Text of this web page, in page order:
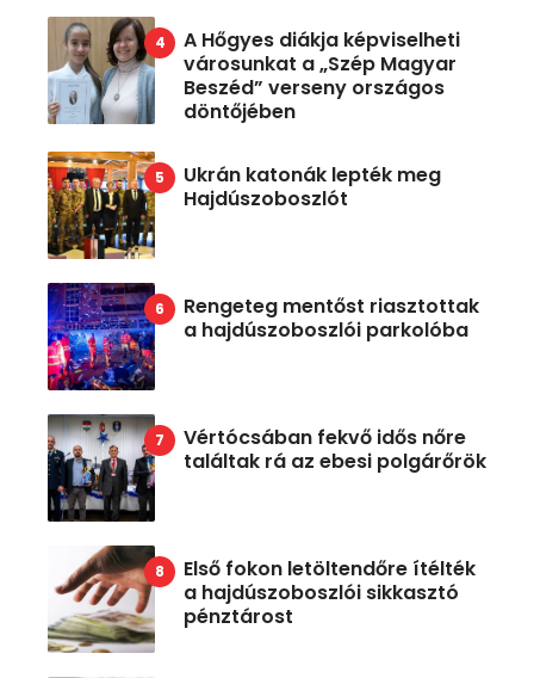
A Hőgyes diákja képviselheti
városunkat a „Szép Magyar
Beszéd” verseny országos
döntőjében
Ukrán katonák lepték meg
Hajdúszoboszlót
Rengeteg mentőst riasztottak
a hajdúszoboszlói parkolóba
Vértócsában fekvő idős nőre
találtak rá az ebesi polgárőrök
Első fokon letöltendőre ítélték
a hajdúszoboszlói sikkasztó
pénztárost